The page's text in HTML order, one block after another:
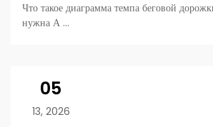
Что такое диаграмма темпа беговой
нужна А ...
05
13, 2026